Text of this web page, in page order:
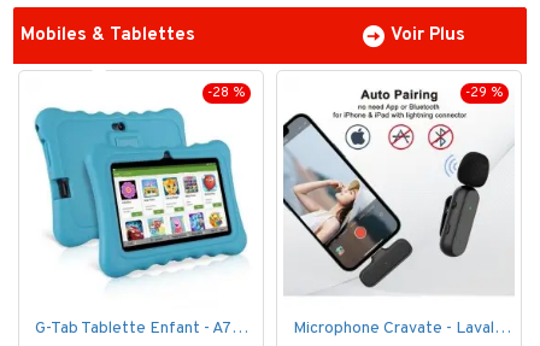
Mobiles & Tablettes Voir Plus
-28 %
G-Tab Tablette Enfant - A707 - Ecran 7" - RAM 1 Go - ROM 8 Go - 0.3 Mégapixels + pochette offerte
-29 %
Microphone Cravate - Lavalier pour smartphone, enregistrement vidéo YouTube Live Stream K60 For Type